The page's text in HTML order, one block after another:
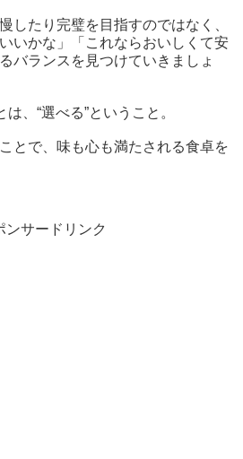
したり完璧を目指すのではなく、
いかな」「これならおいしくて安
バランスを見つけていきましょ
、“選べる”ということ。
とで、味も心も満たされる食卓を
ンサードリンク